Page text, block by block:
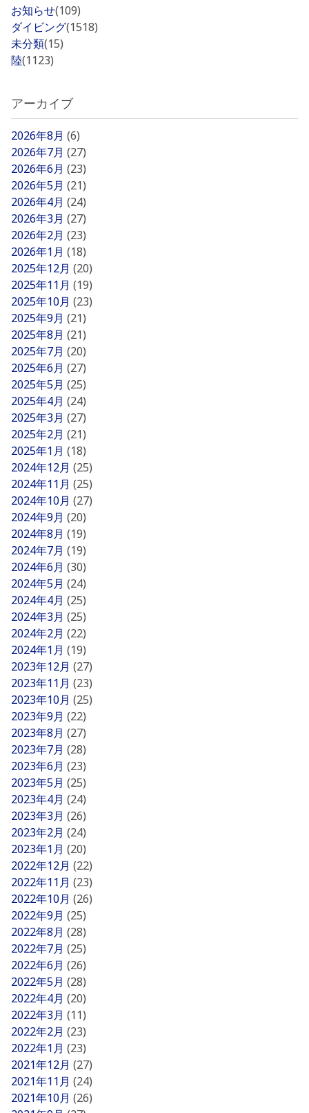
お知らせ(109)
ダイビング(1518)
未分類(15)
陸(1123)
アーカイブ
2026年8月 (6)
2026年7月 (27)
2026年6月 (23)
2026年5月 (21)
2026年4月 (24)
2026年3月 (27)
2026年2月 (23)
2026年1月 (18)
2025年12月 (20)
2025年11月 (19)
2025年10月 (23)
2025年9月 (21)
2025年8月 (21)
2025年7月 (20)
2025年6月 (27)
2025年5月 (25)
2025年4月 (24)
2025年3月 (27)
2025年2月 (21)
2025年1月 (18)
2024年12月 (25)
2024年11月 (25)
2024年10月 (27)
2024年9月 (20)
2024年8月 (19)
2024年7月 (19)
2024年6月 (30)
2024年5月 (24)
2024年4月 (25)
2024年3月 (25)
2024年2月 (22)
2024年1月 (19)
2023年12月 (27)
2023年11月 (23)
2023年10月 (25)
2023年9月 (22)
2023年8月 (27)
2023年7月 (28)
2023年6月 (23)
2023年5月 (25)
2023年4月 (24)
2023年3月 (26)
2023年2月 (24)
2023年1月 (20)
2022年12月 (22)
2022年11月 (23)
2022年10月 (26)
2022年9月 (25)
2022年8月 (28)
2022年7月 (25)
2022年6月 (26)
2022年5月 (28)
2022年4月 (20)
2022年3月 (11)
2022年2月 (23)
2022年1月 (23)
2021年12月 (27)
2021年11月 (24)
2021年10月 (26)